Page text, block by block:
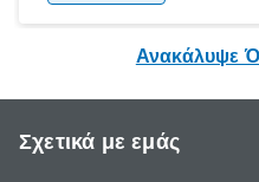
Ανακάλυψε
Σχετικά με εμάς